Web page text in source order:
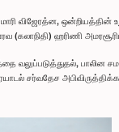
விஜேரத்ன,
(கலாநிதி) ஹரிணி
வலுப்படுத்துதல், பாலின
சர்வதேச